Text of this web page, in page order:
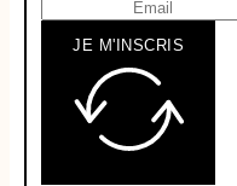
JE M'INSCRIS